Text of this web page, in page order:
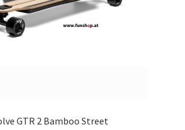
GTR 2 Bamboo Street